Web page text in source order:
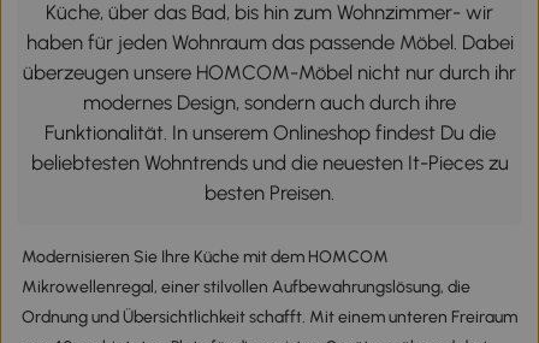
Küche, über das Bad, bis hin zum Wohnzimmer- wir
haben für jeden Wohnraum das passende Möbel. Dabei
überzeugen unsere HOMCOM-Möbel nicht nur durch ihr
modernes Design, sondern auch durch ihre
Funktionalität. In unserem Onlineshop findest Du die
beliebtesten Wohntrends und die neuesten It-Pieces zu
besten Preisen.
Modernisieren Sie Ihre Küche mit dem HOMCOM
Mikrowellenregal, einer stilvollen Aufbewahrungslösung, die
Ordnung und Übersichtlichkeit schafft. Mit einem unteren Freiraum